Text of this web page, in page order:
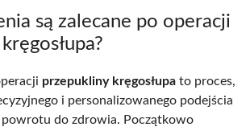
są zalecane po operacji
przepukliny kręgosłupa to proces,
i personalizowanego podejścia
powrotu do zdrowia. Początkowo